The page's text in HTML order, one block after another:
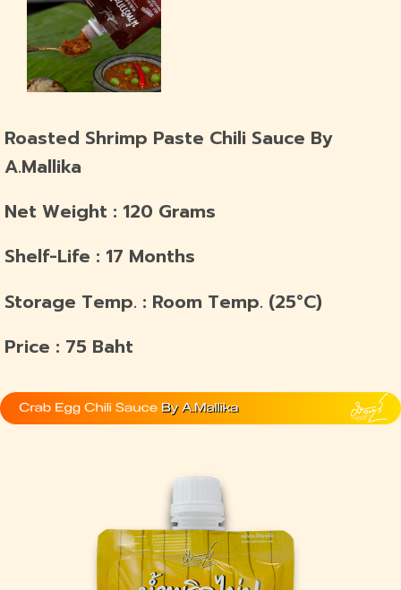
Roasted Shrimp Paste Chili Sauce By
A.Mallika
Net Weight : 120 Grams
Shelf-Life : 17 Months
Storage Temp. : Room Temp. (25°C)
Price : 75 Baht